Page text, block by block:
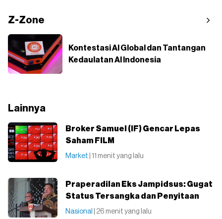
Z-Zone
Kontestasi AI Global dan Tantangan
Kedaulatan AI Indonesia
Lainnya
Broker Samuel (IF) Gencar Lepas
Saham FILM
Market | 11 menit yang lalu
Praperadilan Eks Jampidsus: Gugat
Status Tersangka dan Penyitaan
Nasional | 26 menit yang lalu